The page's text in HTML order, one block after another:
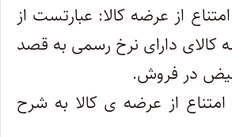
از عرضه کالا: عبارتست از
کالای دارای نرخ رسمی به قصد
در فروش.
امتناع از عرضه ی کالا به شرح